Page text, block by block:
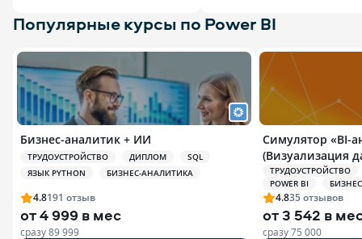
Популярные курсы по Power BI
Бизнес-аналитик + ИИ
ТРУДОУСТРОЙСТВО ДИПЛОМ
SQL
ЯЗЫК PYTHON
БИЗНЕС-АНАЛИТИКА
4.8191 отзыв
от4 999 в мес
сразу89 999
Симулятор «BI-
(Визуализация
ТРУДОУСТРОЙСТВО
POWER BI
4.835отзывов
от3 542 в
сразу75 000